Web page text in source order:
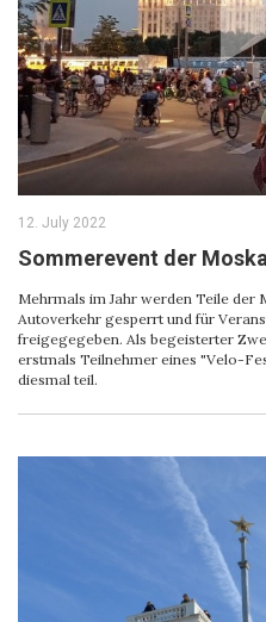
12. July 2022
Sommerevent der
Mehrmals im Jahr werden Teile der
Autoverkehr gesperrt und für
freigegegeben. Als begeisterter
erstmals Teilnehmer eines "Velo-
diesmal teil.